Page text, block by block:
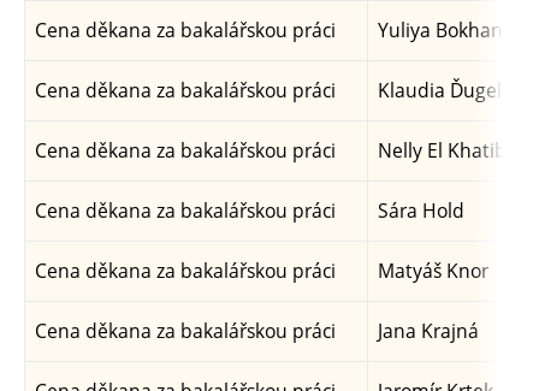
Cena děkana za bakalářskou práci Yuliya Bokhan
Cena děkana za bakalářskou práci Klaudia Ďugelová
Cena děkana za bakalářskou práci Nelly El Khatib
Cena děkana za bakalářskou práci Sára Hold
Cena děkana za bakalářskou práci Matyáš Knor
Cena děkana za bakalářskou práci Jana Krajná